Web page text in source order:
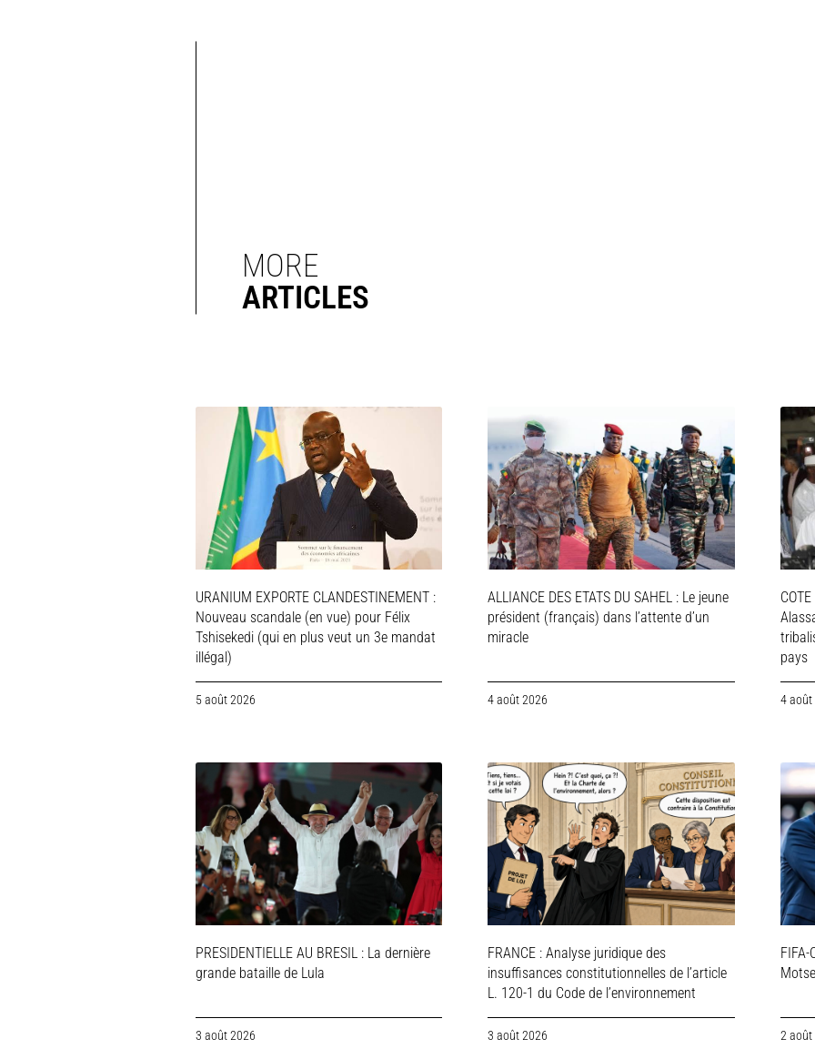
MORE
ARTICLES
URANIUM EXPORTE CLANDESTINEMENT :
Nouveau scandale (en vue) pour Félix
Tshisekedi (qui en plus veut un 3e mandat
illégal)
5 août 2026
ALLIANCE DES ETATS DU SAHEL : Le jeune
président (français) dans l’attente d’un
miracle
4 août 2026
pays
4 août
PRESIDENTIELLE AU BRESIL : La dernière
grande bataille de Lula
3 août 2026
FRANCE : Analyse juridique des
insuffisances constitutionnelles de l’article
L. 120-1 du Code de l’environnement
3 août 2026 2 août